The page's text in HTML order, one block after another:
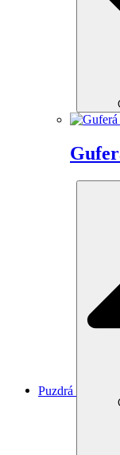
Puzdrá